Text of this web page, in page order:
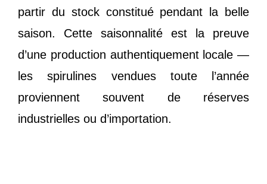
partir du stock constitué pendant la belle
saison. Cette saisonnalité est la preuve
d’une production authentiquement locale —
les spirulines vendues toute l’année
proviennent souvent de réserves
industrielles ou d’importation.